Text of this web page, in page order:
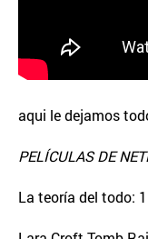
aqui le dejamos
PELÍCULAS DE
La teoría del todo: